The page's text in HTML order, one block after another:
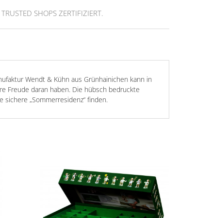
TRUSTED SHOPS ZERTIFIZIERT.
Wendt & Kühn aus Grünhainichen kann in
Freude daran haben. Die hübsch bedruckte
„Sommerresidenz“ finden.